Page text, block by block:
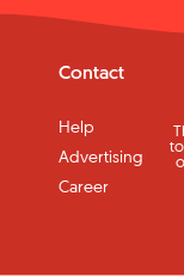
Contact
Help
Advertising
Career